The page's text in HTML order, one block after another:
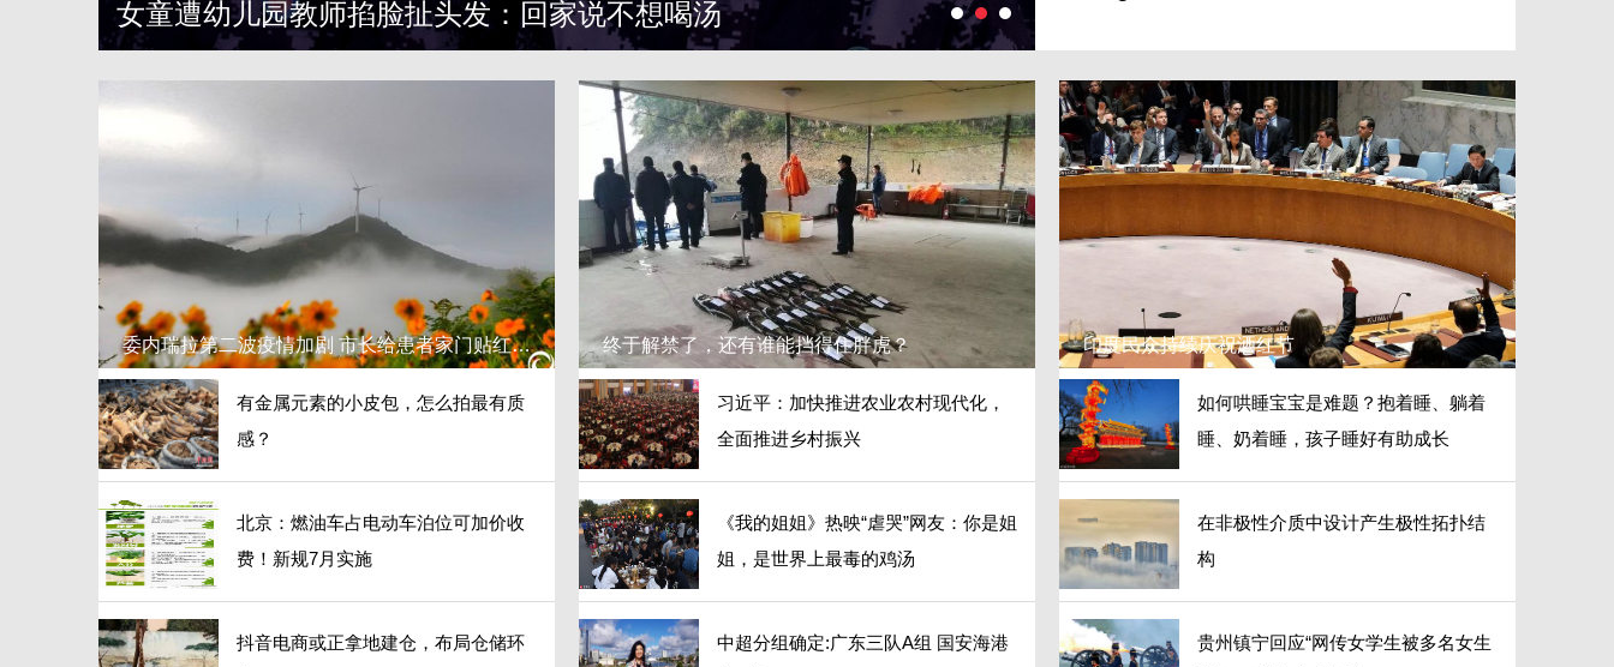
女童遭幼儿园教师掐脸扯头发：回家说不想喝汤
委内瑞拉第二波疫情加剧 市长给患者家门贴红色标签
有金属元素的小皮包，怎么拍最有质
感？
北京：燃油车占电动车泊位可加价收
费！新规7月实施
抖音电商或正拿地建仓，布局仓储环
终于解禁了，还有谁能挡得住胖虎？
习近平：加快推进农业农村现代化，
全面推进乡村振兴
《我的姐姐》热映“虐哭”网友：你是姐
姐，是世界上最毒的鸡汤
中超分组确定:广东三队A组 国安海港
印度民众持续庆祝洒红节
如何哄睡宝宝是难题？抱着睡、躺着
睡、奶着睡，孩子睡好有助成长
在非极性介质中设计产生极性拓扑结
构
贵州镇宁回应“网传女学生被多名女生